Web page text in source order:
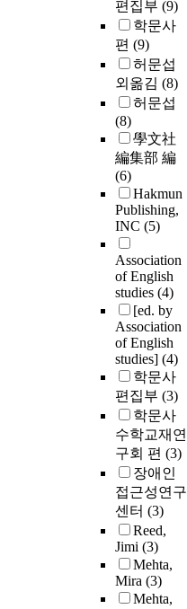
편집부 (9)
학문사
편 (9)
허문섭
외옮김 (8)
허문섭
(8)
學文社
編集部 編
(6)
Hakmun
Publishing,
INC (5)
Association
of English
studies (4)
[ed. by
Association
of English
studies] (4)
학문사
편집부 (3)
학문사
수학교재연
구회 편 (3)
장애인
접근성연구
센터 (3)
Reed,
Jimi (3)
Mehta,
Mira (3)
Mehta,